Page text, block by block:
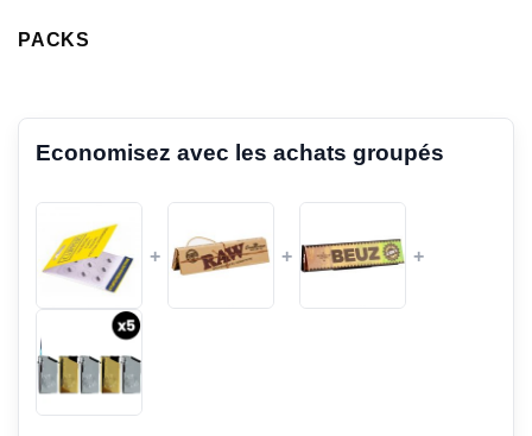
PACKS
Economisez avec les achats groupés
+ + +